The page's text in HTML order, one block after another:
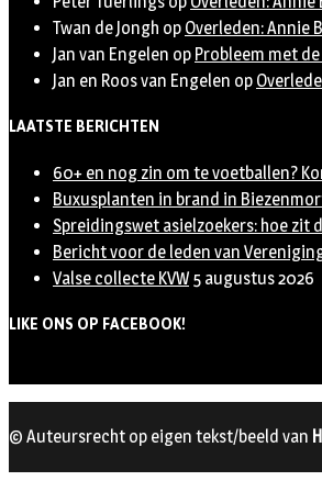
Twan de Jongh op Overleden: Annie
Jan van Engelen op Probleem met
Jan en Roos van Engelen op
LAATSTE BERICHTEN
60+ en nog zin om te voetballen?
Buxusplanten in brand in
Spreidingswet asielzoekers: hoe zit
Bericht voor de leden van
Valse collecte KVW 5 augustus 2026
LIKE ONS OP FACEBOOK!
© Auteursrecht op eigen tekst/beeld van